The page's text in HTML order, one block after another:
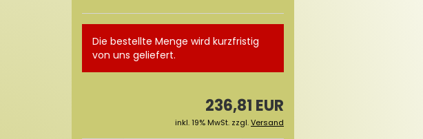
Die bestellte Menge wird kurzfristig
von uns geliefert.
236,81 EUR
inkl. 19% MwSt. zzgl.Versand